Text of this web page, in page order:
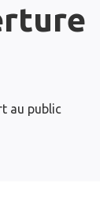
au public